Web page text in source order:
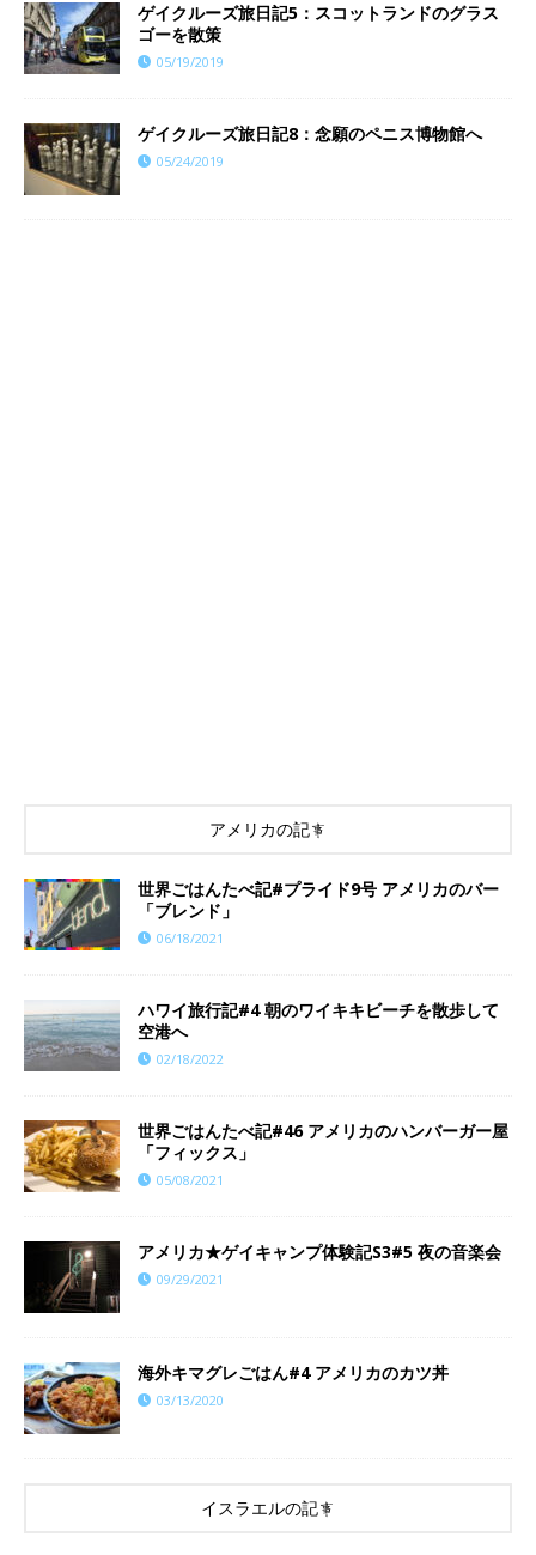
ゲイクルーズ旅日記5：スコットランドのグラス
ゴーを散策
05/19/2019
ゲイクルーズ旅日記8：念願のペニス博物館へ
05/24/2019
アメリカの記事
世界ごはんたべ記#プライド9号 アメリカのバー
「ブレンド」
06/18/2021
ハワイ旅行記#4 朝のワイキキビーチを散歩して
空港へ
02/18/2022
世界ごはんたべ記#46 アメリカのハンバーガー屋
「フィックス」
05/08/2021
アメリカ★ゲイキャンプ体験記S3#5 夜の音楽会
09/29/2021
海外キマグレごはん#4 アメリカのカツ丼
03/13/2020
イスラエルの記事